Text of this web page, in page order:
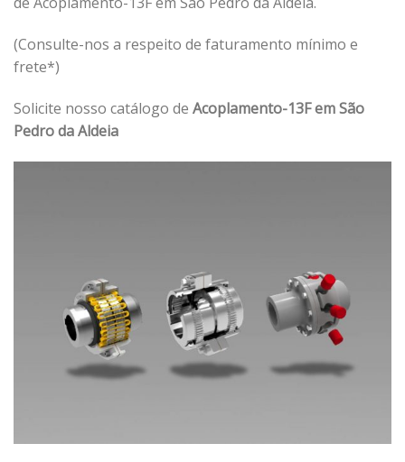
(Consulte-nos a respeito de faturamento mínimo e
frete*)
Solicite nosso catálogo de Acoplamento-13F em São
Pedro da Aldeia